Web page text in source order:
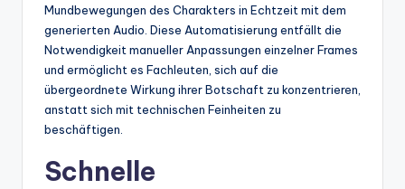
Mundbewegungen des Charakters in Echtzeit mit dem
generierten Audio. Diese Automatisierung entfällt die
Notwendigkeit manueller Anpassungen einzelner Frames
und ermöglicht es Fachleuten, sich auf die
übergeordnete Wirkung ihrer Botschaft zu konzentrieren,
anstatt sich mit technischen Feinheiten zu
beschäftigen.
Schnelle